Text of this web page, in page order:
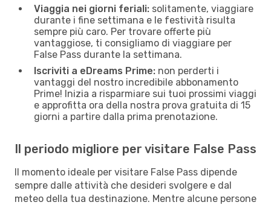
Viaggia nei giorni feriali: solitamente, viaggiare
durante i fine settimana e le festività risulta
sempre più caro. Per trovare offerte più
vantaggiose, ti consigliamo di viaggiare per
False Pass durante la settimana.
Iscriviti a eDreams Prime: non perderti i
vantaggi del nostro incredibile abbonamento
Prime! Inizia a risparmiare sui tuoi prossimi viaggi
e approfitta ora della nostra prova gratuita di 15
giorni a partire dalla prima prenotazione.
Il periodo migliore per visitare False Pass
Il momento ideale per visitare False Pass dipende
sempre dalle attività che desideri svolgere e dal
meteo della tua destinazione. Mentre alcune persone